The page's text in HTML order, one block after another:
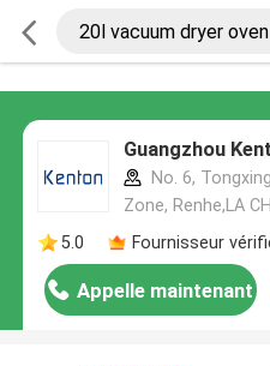
Guangzhou
No. 6,
Zone, Renhe,LA
5.0
Fournisseur
Appelle maintenant